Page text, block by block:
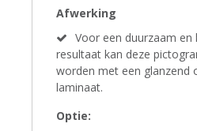
Afwerking
Voor een duurzaam en
resultaat kan deze
worden met een glanzend
laminaat.
Optie: